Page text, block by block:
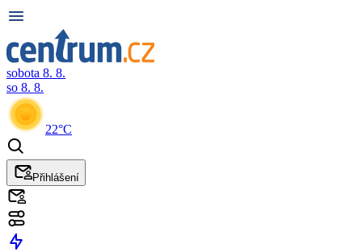
sobota 8. 8.
so 8. 8.
22°C
Přihlášení